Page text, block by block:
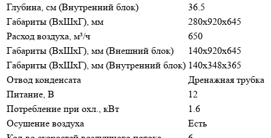
Глубина, см (Внутренний блок)
36.5
Габариты (ВхШхГ), мм
280х920х645
Расход воздуха, м³/ч
650
Габариты (ВхШхГ), мм (Внешний блок)
140х920х645
Габариты (ВхШхГ), мм (Внутренний блок) 140х348х365
Отвод конденсата
Дренажная трубка
Питание, В
12
Потребление при охл., кВт
1.6
Осушение воздуха
Есть